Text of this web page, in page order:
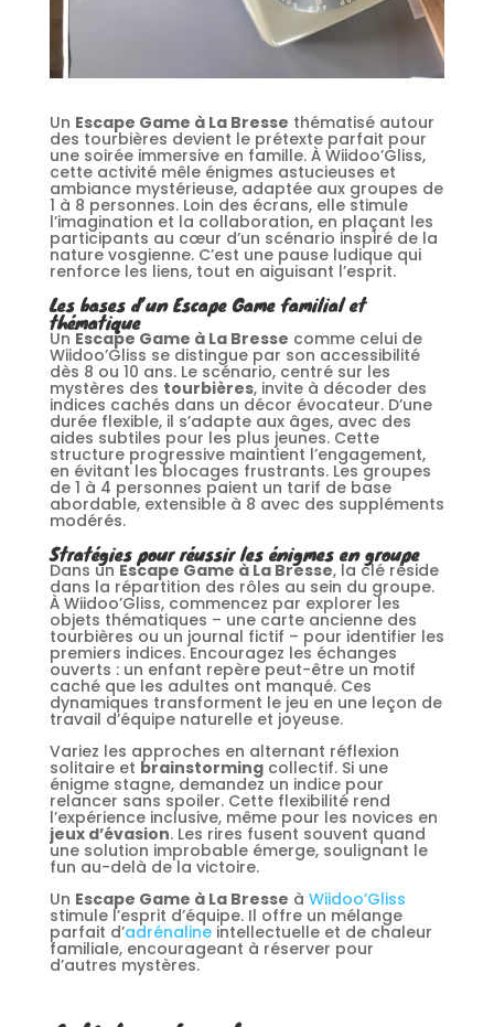
Un Escape Game à La Bresse thématisé autour
des tourbières devient le prétexte parfait pour
une soirée immersive en famille. À Wiidoo’Gliss,
cette activité mêle énigmes astucieuses et
ambiance mystérieuse, adaptée aux groupes de
1 à 8 personnes. Loin des écrans, elle stimule
l’imagination et la collaboration, en plaçant les
participants au cœur d’un scénario inspiré de la
nature vosgienne. C’est une pause ludique qui
renforce les liens, tout en aiguisant l’esprit.
Les bases d’un Escape Game familial et
thématique
Un Escape Game à La Bresse comme celui de
Wiidoo’Gliss se distingue par son accessibilité
dès 8 ou 10 ans. Le scénario, centré sur les
mystères des tourbières, invite à décoder des
indices cachés dans un décor évocateur. D’une
durée flexible, il s’adapte aux âges, avec des
aides subtiles pour les plus jeunes. Cette
structure progressive maintient l’engagement,
en évitant les blocages frustrants. Les groupes
de 1 à 4 personnes paient un tarif de base
abordable, extensible à 8 avec des suppléments
modérés.
Stratégies pour réussir les énigmes en groupe
Dans un Escape Game à La Bresse, la clé réside
dans la répartition des rôles au sein du groupe.
À Wiidoo’Gliss, commencez par explorer les
objets thématiques – une carte ancienne des
tourbières ou un journal fictif – pour identifier les
premiers indices. Encouragez les échanges
ouverts : un enfant repère peut-être un motif
caché que les adultes ont manqué. Ces
dynamiques transforment le jeu en une leçon de
travail d’équipe naturelle et joyeuse.
Variez les approches en alternant réflexion
solitaire et brainstormingcollectif. Si une
énigme stagne, demandez un indice pour
relancer sans spoiler. Cette flexibilité rend
l’expérience inclusive, même pour les novices en
jeux d’évasion. Les rires fusent souvent quand
une solution improbable émerge, soulignant le
fun au-delà de la victoire.
Un Escape Game à La Bresse à Wiidoo’Gliss
stimule l’esprit d’équipe. Il offre un mélange
parfait d’adrénalineintellectuelle et de chaleur
familiale, encourageant à réserver pour
d’autres mystères.